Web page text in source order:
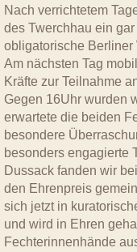
Nach verrichtetem
des Twerchhau ein
obligatorische Berliner
Am nächsten Tag
Kräfte zur Teilnahme
Gegen 16Uhr wurden
erwartete die beiden
besondere
besonders engagierte
Dussack fanden wir
den Ehrenpreis
sich jetzt in
und wird in Ehren
Fechterinnenhände